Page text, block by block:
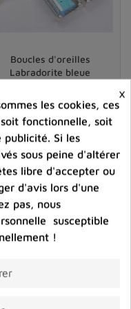
rééquilibrer le mental
maux d'autrui
amitiés et est donc
personnes
physiques et
est grande.
partie des pierres
les évènements
négatives.
puissante sur les
Boucles d'oreilles
Labradorite bleue
Prix
47,00 €
shopping_cart  favorite_border
×
les cookies, ces
fonctionnelle, soit
publicité. Si les
sous peine d'altérer
libre d'accepter ou
d'avis lors d'une
pas, nous
susceptible
!